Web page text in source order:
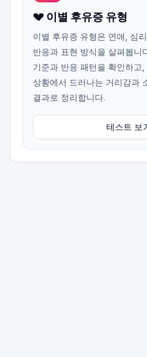
💔 이별 후유증 유형
이별 후유증 유형은 연애, 심
반응과 표현 방식을 살펴봅니
기준과 반응 패턴을 확인하고
상황에서 드러나는 거리감과
결과로 정리합니다.
테스트 보